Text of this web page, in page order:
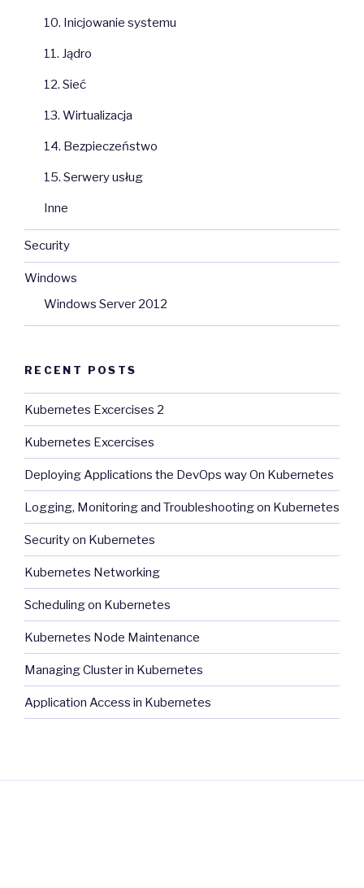
10. Inicjowanie systemu
11. Jądro
12. Sieć
13. Wirtualizacja
14. Bezpieczeństwo
15. Serwery usług
Inne
Security
Windows
Windows Server 2012
RECENT POSTS
Kubernetes Excercises 2
Kubernetes Excercises
Deploying Applications the DevOps way On Kubernetes
Logging, Monitoring and Troubleshooting on Kubernetes
Security on Kubernetes
Kubernetes Networking
Scheduling on Kubernetes
Kubernetes Node Maintenance
Managing Cluster in Kubernetes
Application Access in Kubernetes